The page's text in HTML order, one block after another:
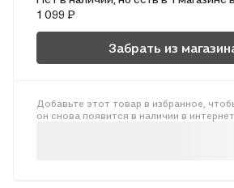
на религиозную философию — в каждую
сознания в России. И даже сегодня,
истории, мы понимаем, что наибольшее
таков уж уклад нашей страны.
Чтение трудов наших философов,
1 099 ₽
Забрать из
Добавьте этот товар в избранное,
он снова появится в наличии в